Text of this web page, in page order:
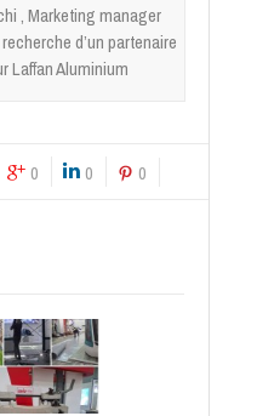
, Marketing manager
d’un partenaire
Laffan Aluminium
0 0 0